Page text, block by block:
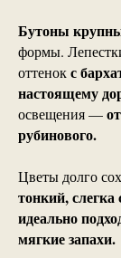
Бутоны
формы.
оттенокс
настоящему
освещения —
рубинового.
Цветы долго
тонкий,
идеально
мягкие запахи.